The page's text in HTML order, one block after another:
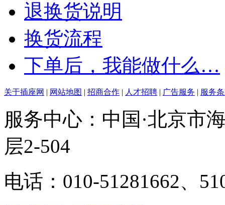
退换货说明
换货流程
下单后，我能做什么…
关于插座网 | 网站地图 | 招商合作 | 人才招聘 | 广告服务 | 服务
服务中心：中国·北京市
层2-504
电话：010-51281662、